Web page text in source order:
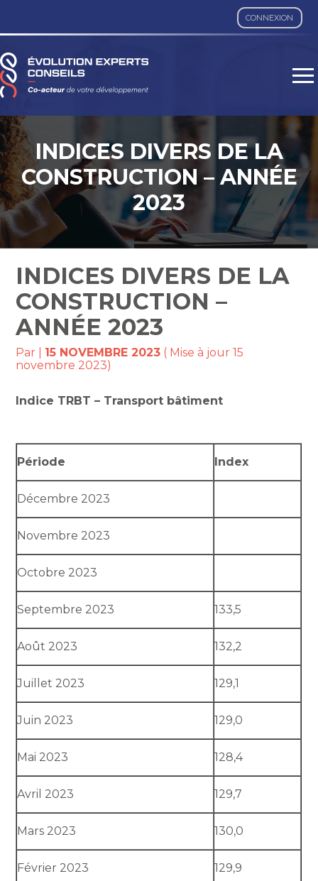
CONNEXION
Aller
au
INDICES DIVERS DE LA
CONSTRUCTION – ANNÉE
2023
INDICES DIVERS DE LA
CONSTRUCTION –
ANNÉE 2023
Par 15 NOVEMBRE 2023 ( Mise à jour 15
novembre 2023)
Indice TRBT – Transport bâtiment
Période Index
Décembre 2023
Novembre 2023
Octobre 2023
Septembre 2023 133,5
Août 2023 132,2
Juillet 2023 129,1
Juin 2023 129,0
Mai 2023 128,4
Avril 2023 129,7
Mars 2023 130,0
Février 2023 129,9